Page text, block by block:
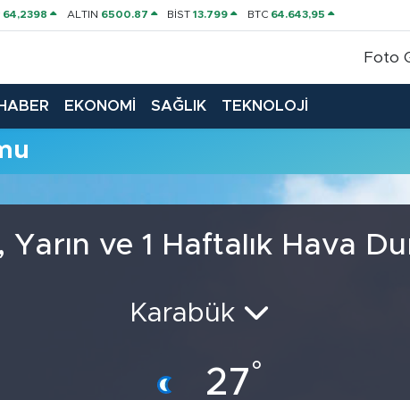
64,2398 ALTIN 6500.87 BİST13.799 BTC 64.643,95
Foto
HABER EKONOMİ SAĞLIK TEKNOLOJİ
Yarın ve 1 Haftalık Hava
Karabük
27°